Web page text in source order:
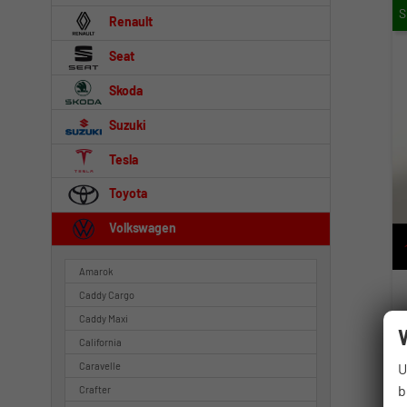
Renault
Seat
Skoda
Suzuki
Tesla
Toyota
Volkswagen
Amarok
Caddy Cargo
Caddy Maxi
California
Caravelle
Crafter